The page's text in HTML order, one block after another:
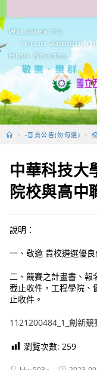
轉
至
要
容
> -首頁公告(勿勾選) >
中華科技大
院校與高中
說明：
一、敬邀 貴校遴選優
二、競賽之計畫書、報
截止收件，工程學院、
止收件。
1121200484_1_創新競
瀏覽次數: 259